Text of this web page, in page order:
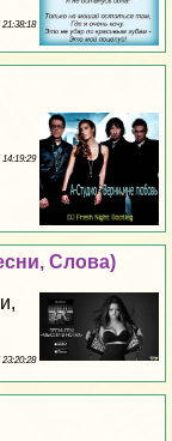
21:38:18
14:19:29
Слова)
23:20:28